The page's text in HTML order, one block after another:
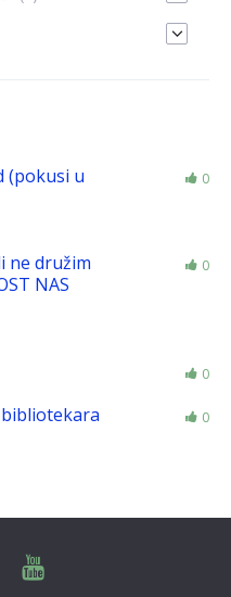
(pokusi u
0
ne družim
NAS
0
0
0